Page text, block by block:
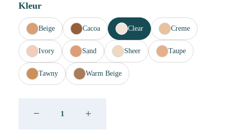
Kleur
Beige Cacoa Clear Creme
Ivory Sand Sheer Taupe
Tawny Warm Beige